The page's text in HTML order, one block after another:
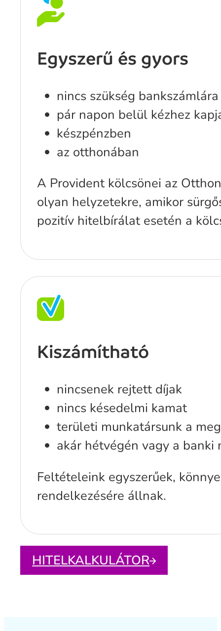
Egyszerű és gyors
nincs szükség bankszámlára
pár napon belül kézhez
készpénzben
az otthonában
A Provident kölcsönei az
olyan helyzetekre, amikor
pozitív hitelbírálat esetén a
Kiszámítható
nincsenek rejtett díjak
nincs késedelmi kamat
területi munkatársunk a
akár hétvégén vagy a
Feltételeink egyszerűek,
rendelkezésére állnak.
HITELKALKULÁTOR